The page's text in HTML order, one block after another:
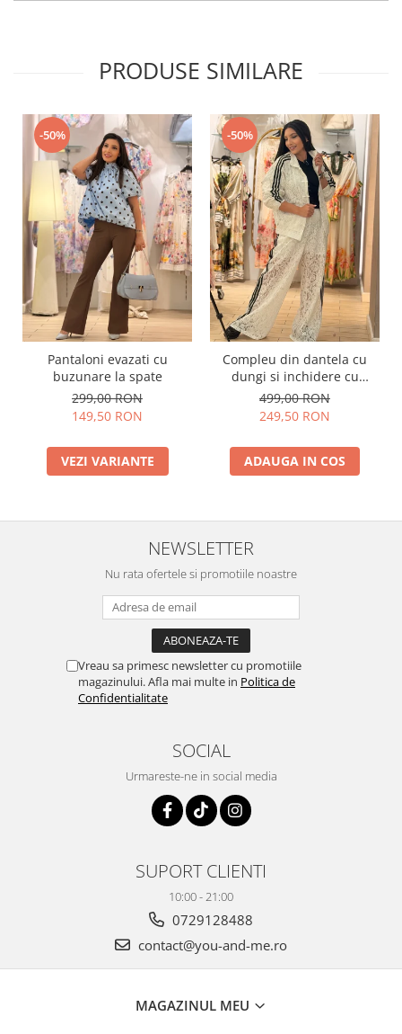
PRODUSE SIMILARE
-50%
Pantaloni evazati cu
buzunare la spate
299,00 RON
149,50 RON
VEZI VARIANTE
-50%
Compleu din dantela cu
dungi si inchidere cu
fermoar
499,00 RON
249,50 RON
ADAUGA IN COS
NEWSLETTER
Nu rata ofertele si promotiile noastre
Vreau sa primesc newsletter cu promotiile
magazinului. Afla mai multe in Politica de
Confidentialitate
SOCIAL
Urmareste-ne in social media
SUPORT CLIENTI
10:00 - 21:00
0729128488
contact@you-and-me.ro
MAGAZINUL MEU